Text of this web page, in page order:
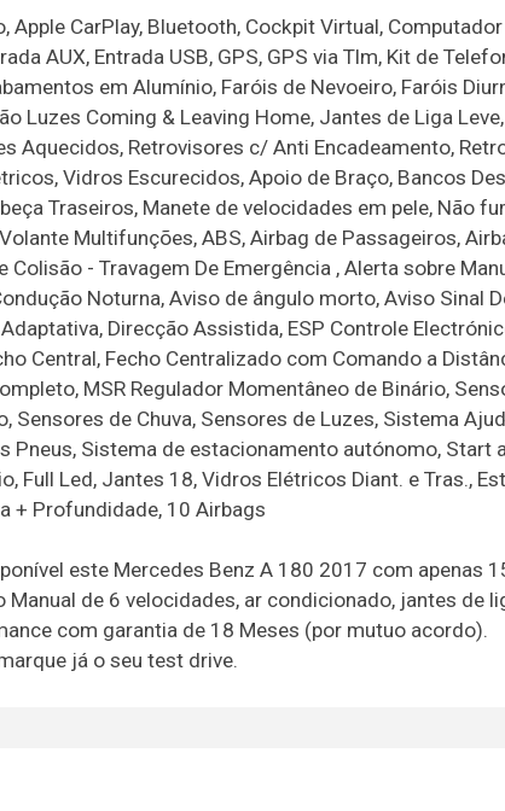
Apple CarPlay, Bluetooth, Cockpit Virtual,
AUX, Entrada USB, GPS, GPS via Tlm, Kit de
em Alumínio, Faróis de Nevoeiro, Faróis
Luzes Coming & Leaving Home, Jantes de Liga
Aquecidos, Retrovisores c/ Anti Encadeamento,
Vidros Escurecidos, Apoio de Braço, Bancos
Traseiros, Manete de velocidades em pele, Não
Multifunções, ABS, Airbag de Passageiros,
Colisão - Travagem De Emergência , Alerta sobre
Noturna, Aviso de ângulo morto, Aviso Sinal
Direcção Assistida, ESP Controle
Central, Fecho Centralizado com Comando a
MSR Regulador Momentâneo de Binário,
Sensores de Chuva, Sensores de Luzes, Sistema
Pneus, Sistema de estacionamento autónomo, Start
Full Led, Jantes 18, Vidros Elétricos Diant. e Tras.,
+ Profundidade, 10 Airbags
este Mercedes Benz A 180 2017 com apenas
de 6 velocidades, ar condicionado, jantes de
com garantia de 18 Meses (por mutuo acordo).
já o seu test drive.